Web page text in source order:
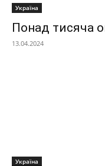
Україна
Понад тисяча
13.04.2024
Україна